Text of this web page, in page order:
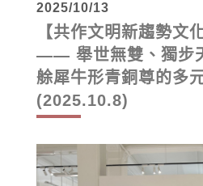
2025/10/13
【共作文明新趨勢文
—— 舉世無雙、獨步
艅犀牛形青銅尊的多
(2025.10.8)